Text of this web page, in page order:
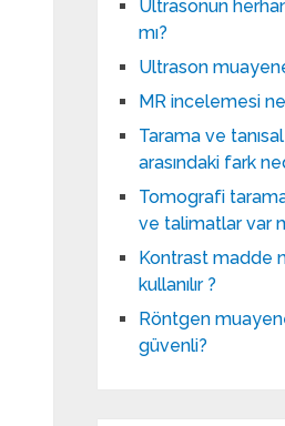
Ultrasonun
mı?
Ultrason
MR incelemesi
Tarama ve
arasındaki fark
Tomografi
ve talimatlar var
Kontrast madde
kullanılır ?
Röntgen
güvenli?